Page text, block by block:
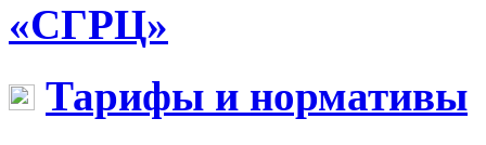
«СГРЦ»
Тарифы и нормативы